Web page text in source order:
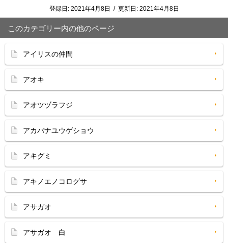
登録日: 2021年4月8日 / 更新日: 2021年4月8日
このカテゴリー内の他のページ
アイリスの仲間
アオキ
アオツヅラフジ
アカバナユウゲショウ
アキグミ
アキノエノコログサ
アサガオ
アサガオ 白